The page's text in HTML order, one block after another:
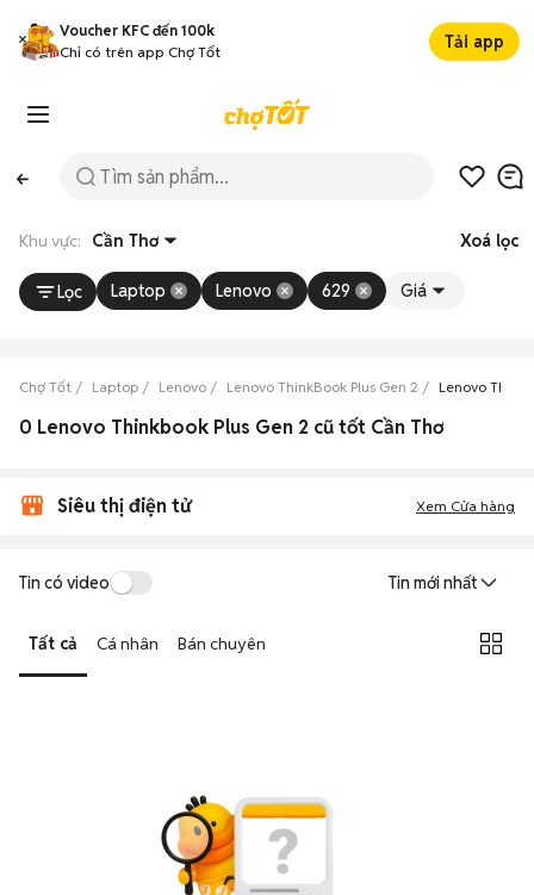
Voucher KFC đến 100k
Chỉ có trên app Chợ Tốt
Tải app
Khu vực: Cần Thơ Xoá lọc
Lọc Laptop Lenovo 629 Giá
Chợ Tốt Laptop Lenovo Lenovo ThinkBook Plus Gen 2 Lenovo
0 Lenovo Thinkbook Plus Gen 2 cũ tốt Cần Thơ
Siêu thị điện tử Xem Cửa hàng
Tin có video Tin mới nhất
Tất cả Cá nhân Bán chuyên